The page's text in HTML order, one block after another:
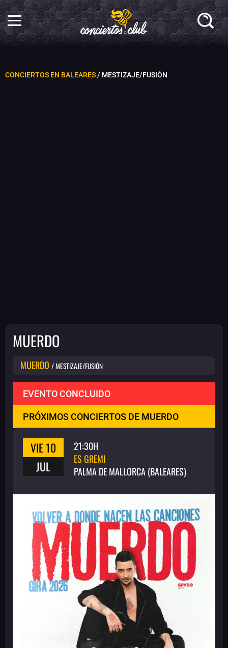
CONCIERTOS EN BALEARES/ MESTIZAJE/FUSIÓN
MUERDO
MUERDO / MESTIZAJE/FUSIÓN
EVENTO CONCLUIDO
PRÓXIMOS CONCIERTOS DE MUERDO
VIE 10
JUL
21:30H
ES GREMI
PALMA DE MALLORCA (BALEARES)